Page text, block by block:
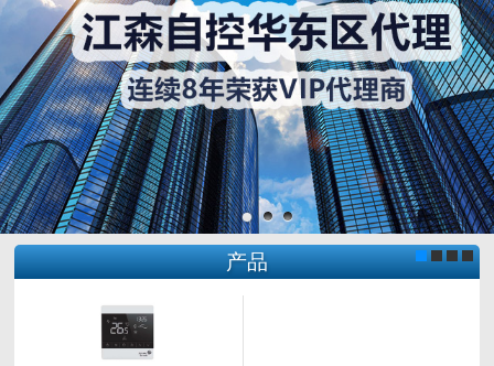
产品